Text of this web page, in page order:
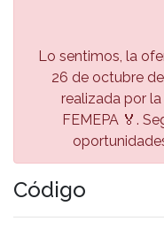
Lo sentimos, la
26 de octubre
realizada por
FEMEPA 🏅.
Código